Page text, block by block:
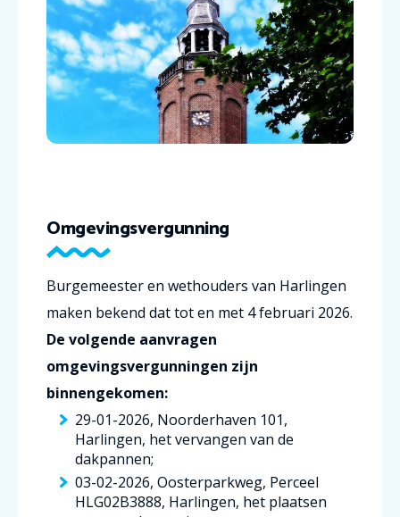
Omgevingsvergunning
Burgemeester en wethouders van Harlingen
maken bekend dat tot en met 4 februari 2026.
De volgende aanvragen
omgevingsvergunningen zijn
binnengekomen:
29-01-2026, Noorderhaven 101,
Harlingen, het vervangen van de
dakpannen;
03-02-2026, Oosterparkweg, Perceel
HLG02B3888, Harlingen, het plaatsen